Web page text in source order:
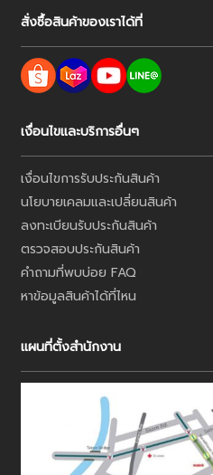
สั่งซื้อสินค้าของเราได้ที่
เงื่อนไขและบริการอื่นๆ
เงื่อนไขการรับประกันสินค้า
นโยบายเคลมและเปลี่ยนสินค้า
ลงทะเบียนรับประกันสินค้า
ตรวจสอบประกันสินค้า
คำถามที่พบบ่อย FAQ
หาข้อมูลสินค้าได้ที่ไหน
แผนที่ตั้งสำนักงาน